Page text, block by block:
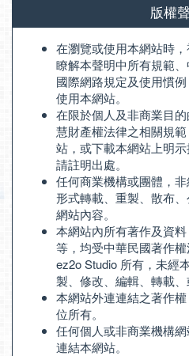
版權
在瀏覽或使用本網站時
瞭解本聲明中所有規範
國際網路規定及使用慣
使用本網站。
在限於個人及非商業目
慧財產權法律之相關規
站，或下載本網站上明
請註明出處。
任何商業機構或團體，
形式轉載、重製、散布
網站內容。
本網站內所有著作及資
等，均受中華民國著作
ez2o Studio 所有，未經
製、修改、編輯、轉載、
本網站外連連結之著作
位所有。
任何個人或非商業機構
連結本網站。